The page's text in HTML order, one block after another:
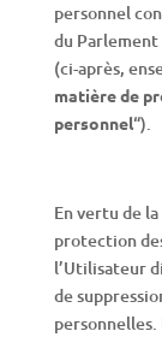
personnel
du Parlement
(ci-après,
matière de
personnel“).
En vertu de
protection
l’Utilisateur
de